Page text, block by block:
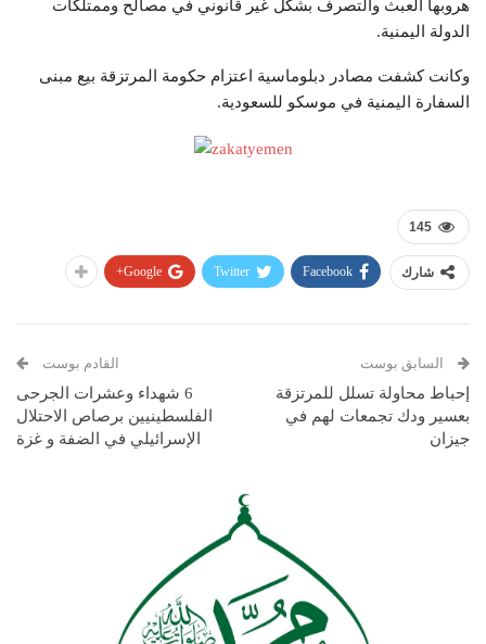
هروبها العبث والتصرف بشكل غير قانوني في مصالح وممتلكات
الدولة اليمنية.
وكانت كشفت مصادر دبلوماسية اعتزام حكومة المرتزقة بيع مبنى
السفارة اليمنية في موسكو للسعودية.
145
شارك Facebook
Twitter
Google+
السابق بوست
إحباط محاولة تسلل للمرتزقة
بعسير ودك تجمعات لهم في
جيزان
القادم بوست
6 شهداء وعشرات الجرحى
الفلسطينيين برصاص الاحتلال
الإسرائيلي في الضفة و غزة